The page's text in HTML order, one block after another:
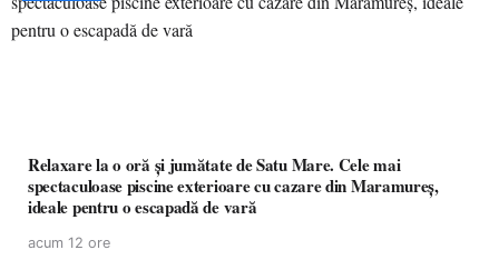
Relaxare la o oră și jumătate de Satu Mare. Cele mai
spectaculoase piscine exterioare cu cazare din Maramureș,
ideale pentru o escapadă de vară
acum 12 ore